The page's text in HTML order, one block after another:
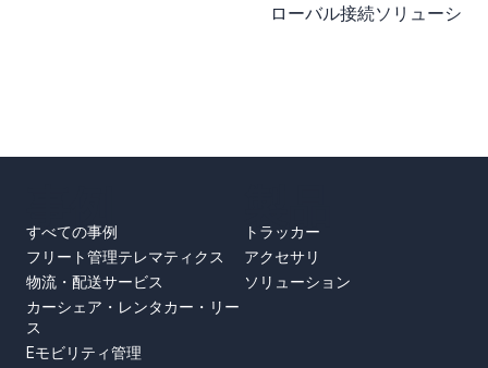
ローバル接続ソリューショ
すべての事例
フリート管理テレマティクス
物流・配送サービス
カーシェア・レンタカー・リー
ス
Eモビリティ管理
トラッカー
アクセサリ
ソリューション